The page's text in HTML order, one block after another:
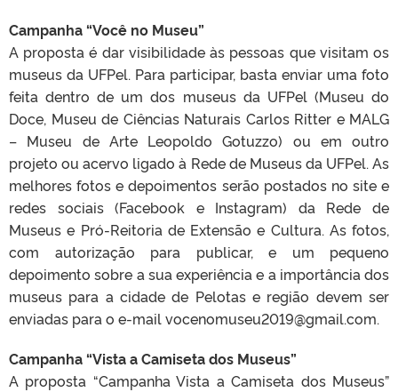
Campanha “Você no Museu”
A proposta é dar visibilidade às pessoas que visitam os
museus da UFPel. Para participar, basta enviar uma foto
feita dentro de um dos museus da UFPel (Museu do
Doce, Museu de Ciências Naturais Carlos Ritter e MALG
– Museu de Arte Leopoldo Gotuzzo) ou em outro
projeto ou acervo ligado à Rede de Museus da UFPel. As
melhores fotos e depoimentos serão postados no site e
redes sociais (Facebook e Instagram) da Rede de
Museus e Pró-Reitoria de Extensão e Cultura. As fotos,
com autorização para publicar, e um pequeno
depoimento sobre a sua experiência e a importância dos
museus para a cidade de Pelotas e região devem ser
enviadas para o e-mail vocenomuseu2019@gmail.com.
Campanha “Vista a Camiseta dos Museus”
A proposta “Campanha Vista a Camiseta dos Museus”